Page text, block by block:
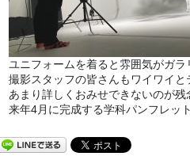
ユニフォームを着ると雰囲気がガラ
撮影スタッフの皆さんもワイワイと
あまり詳しくおみせできないのが残
来年4月に完成する学科パンフレッ